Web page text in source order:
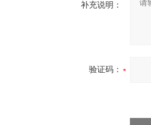
补充说明：
验证码：